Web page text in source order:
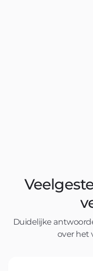
Duidelijke
over het